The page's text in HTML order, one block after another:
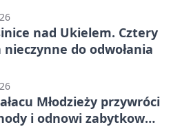
nad Ukielem. Cztery
do odwołania
Młodzieży przywróci
i odnowi zabytkowy